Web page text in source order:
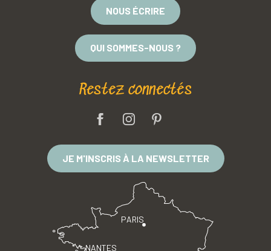
NOUS ÉCRIRE
QUI SOMMES-NOUS ?
Restez connectés
JE M'INSCRIS À LA NEWSLETTER
PARIS
NANTES